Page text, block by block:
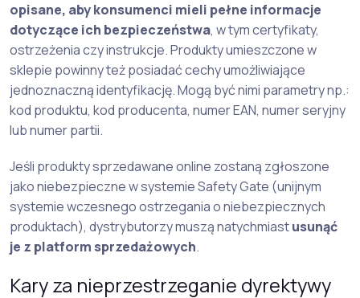
opisane, aby konsumenci mieli pełne informacje
dotyczące ich bezpieczeństwa, w tym certyfikaty,
ostrzeżenia czy instrukcje. Produkty umieszczone w
sklepie powinny też posiadać cechy umożliwiające
jednoznaczną identyfikację. Mogą być nimi parametry np.:
kod produktu, kod producenta, numer EAN, numer seryjny
lub numer partii.
Jeśli produkty sprzedawane online zostaną zgłoszone
jako niebezpieczne w systemie Safety Gate (unijnym
systemie wczesnego ostrzegania o niebezpiecznych
produktach), dystrybutorzy muszą natychmiastusunąć
je z platform sprzedażowych.
Kary za nieprzestrzeganie dyrektywy